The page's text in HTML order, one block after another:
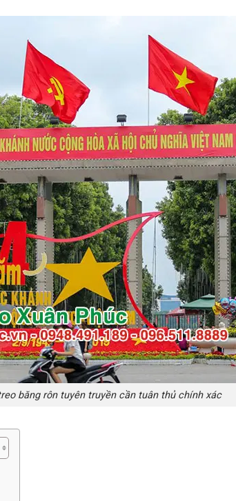
băng rôn tuyên truyền cần tuân thủ chính xác